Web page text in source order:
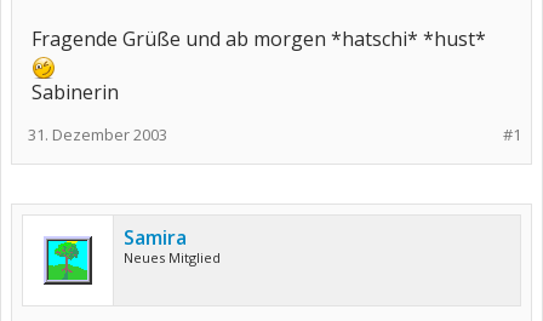
Fragende Grüße und ab morgen *hatschi* *hust*
Sabinerin
#1
31. Dezember 2003
Samira
Neues Mitglied